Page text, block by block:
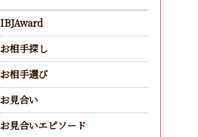
IBJAward
お相手探し
お相手選び
お見合い
お見合いエピソード